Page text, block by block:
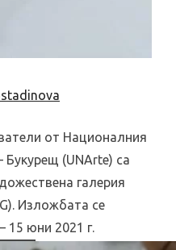
от Националния
Букурещ (UNArte) са
галерия
Изложбата се
15 юни 2021 г.